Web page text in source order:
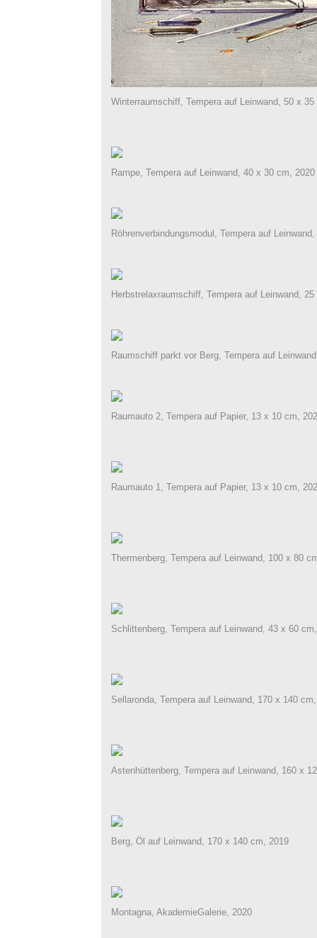
Winterraumschiff, Tempera auf Leinwand, 50 x 35
Rampe, Tempera auf Leinwand, 40 x 30 cm, 2020
Röhrenverbindungsmodul, Tempera auf
Herbstrelaxraumschiff, Tempera auf Leinwand,
Raumschiff parkt vor Berg, Tempera auf
Raumauto 2, Tempera auf Papier, 13 x 10 cm,
Raumauto 1, Tempera auf Papier, 13 x 10 cm,
Thermenberg, Tempera auf Leinwand, 100 x 80
Schlittenberg, Tempera auf Leinwand, 43 x 60
Sellaronda, Tempera auf Leinwand, 170 x 140
Astenhüttenberg, Tempera auf Leinwand, 160 x
Berg, Öl auf Leinwand, 170 x 140 cm, 2019
Montagna, AkademieGalerie, 2020